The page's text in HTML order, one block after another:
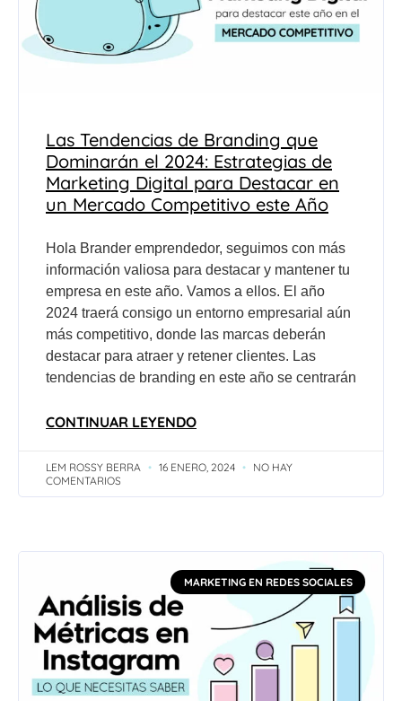
Las Tendencias de Branding que
Dominarán el 2024: Estrategias de
Marketing Digital para Destacar en
un Mercado Competitivo este Año
Hola Brander emprendedor, seguimos con más
información valiosa para destacar y mantener tu
empresa en este año. Vamos a ellos. El año
2024 traerá consigo un entorno empresarial aún
más competitivo, donde las marcas deberán
destacar para atraer y retener clientes. Las
tendencias de branding en este año se centrarán
CONTINUAR LEYENDO
LEM ROSSY BERRA 16 ENERO, 2024
NO HAY
COMENTARIOS
MARKETING EN REDES SOCIALES